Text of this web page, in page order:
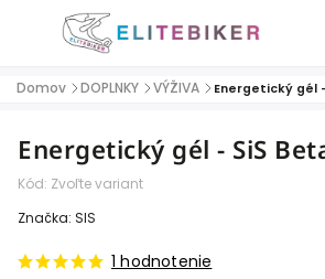
Domov / DOPLNKY / VÝŽIVA / Energetický gél
Energetický gél - SiS
Kód: Zvoľte variant
1 hodnotenie
Značka: SIS